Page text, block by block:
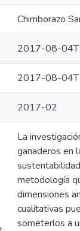
Chimborazo
2017-08-
2017-08-
2017-02
La
ganaderos en
metodología
dimensiones
cualitativas
someterlos a